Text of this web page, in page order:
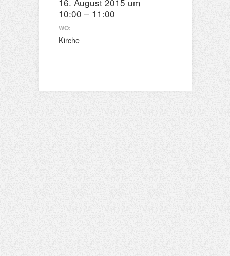
10:00 – 11:00
WO:
Kirche